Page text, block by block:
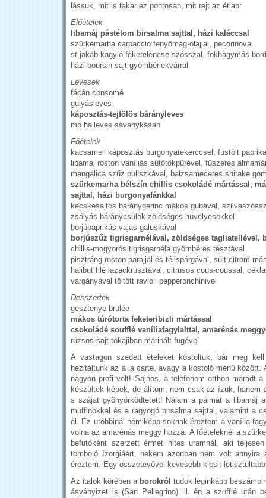
lássuk, mit is takar ez pontosan, mit rejt az étlap:
Előételek
libamáj pástétom birsalma sajttal, házi kaláccsal
szürkemarha carpaccio fenyőmag-olajjal, pecorinoval
st.jakab kagyló feketelencse szósszal, fokhagymás
házi boursin sajt gyömbérlekvárral
Levesek
fácán consomé
gulyásleves
káposztás-tejfölös bárányleves
mo halleves savanykásan
Főételek
kacsamell káposztás burgonyatekerccsel, füstölt
libamáj roston vaníliás sütőtökpürével, fűszeres
mangalica szűz puliszkával, balzsamecetes shitake
szürkemarha bélszín chillis csokoládé mártással,
sajttal, házi burgonyafánkkal
kecskesajtos báránygerinc mákos gubával,
zsályás báránycsülök zöldséges hüvelyesekkel
borjúpaprikás vajas galuskával
borjúszűz tigrisgarnélával, zöldséges tagliatellével,
chillis-mogyorós tigrisgarnéla gyömbéres tésztával
pisztráng roston parajjal és télispárgával, sült citrom
halibut filé lazackrusztával, citrusos cous-coussal,
vargányával töltött ravioli pepperonchinivel
Desszertek
gesztenye brulée
mákos túrótorta feketeribizli mártással
csokoládé soufflé vaníliafagylalttal, amarénás
rúzsos sajt tokajiban marinált fügével
A vastagon szedett ételeket kóstoltuk, bár meg
hezitáltunk az á la carte, avagy a kóstoló menü között.
nagyon profi volt! Sajnos, a telefonom otthon maradt
készültek képek, de álítom, nem csak az ízük, hanem
s szájat gyönyörködtetett! Nálam a pálmát a libamáj
muffinokkal és a ragyogó birsalma sajttal, valamint a
el. Ez utóbbinál némiképp soknak éreztem a vanília
volna az amarénás meggy hozzá. A főételeknél a
befutóként szerzett érmet hites uramnál, aki
tomboló ízorgiáért, nekem azonban nem volt
éreztem. Egy összetevővel kevesebb kicsit
Az italok körében a borokról tudok leginkább
ásványizet is (San Pellegrino) ill. én a szufflé után